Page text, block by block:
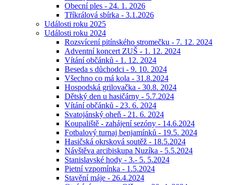
Obecní ples - 24. 1. 2026
Tříkrálová sbírka - 3.1.2026
Události roku 2025
Události roku 2024
Rozsvícení pitínského stromečku - 7. 12. 2024
Adventní koncert ZUŠ - 1. 12. 2024
Vítání občánků - 1. 12. 2024
Beseda s důchodci - 9. 10. 2024
Všechno co má kola - 31.8.2024
Hospodská grilovačka - 30.8. 2024
Dětský den u hasičárny - 5.7.2024
Vítání občánků - 23. 6. 2024
Svatojánský oheň - 21. 6. 2024
Koupaliště - zahájení sezóny - 14.6.2024
Fotbalový turnaj benjamínků - 19.5. 2024
Hasičská okrsková soutěž - 18.5.2024
Návštěva arcibiskupa Nuzíka - 5.5.2024
Stanislavské hody - 3.- 5. 5.2024
Pietní vzpomínka - 1.5.2024
Stavění máje - 26.4.2024